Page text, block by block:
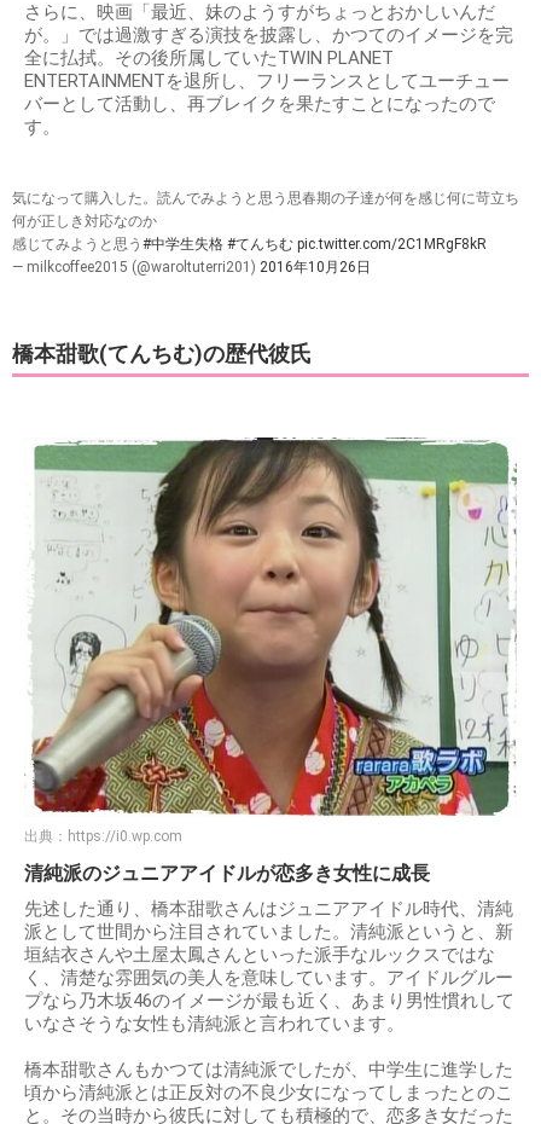
さらに、映画「最近、妹のようすがちょっとおかしいんだ
が。」では過激すぎる演技を披露し、かつてのイメージを完
全に払拭。その後所属していたTWIN PLANET
ENTERTAINMENTを退所し、フリーランスとしてユーチュー
バーとして活動し、再ブレイクを果たすことになったので
す。
気になって購入した。読んでみようと思う思春期の子達が何を感じ何に苛立ち
何が正しき対応なのか
感じてみようと思う #中学生失格 #てんちむ pic.twitter.com/2C1MRgF8kR
— milkcoffee2015 (@waroltuterri201) 2016年10月26日
橋本甜歌(てんちむ)の歴代彼氏
出典： https://i0.wp.com
清純派のジュニアアイドルが恋多き女性に成長
先述した通り、橋本甜歌さんはジュニアアイドル時代、清純
派として世間から注目されていました。清純派というと、新
垣結衣さんや土屋太鳳さんといった派手なルックスではな
く、清楚な雰囲気の美人を意味しています。アイドルグルー
プなら乃木坂46のイメージが最も近く、あまり男性慣れして
いなさそうな女性も清純派と言われています。
橋本甜歌さんもかつては清純派でしたが、中学生に進学した
頃から清純派とは正反対の不良少女になってしまったとのこ
と。その当時から彼氏に対しても積極的で、恋多き女だった